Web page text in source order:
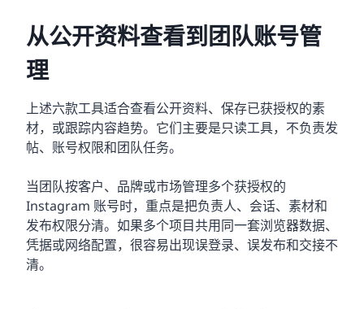
从公开资料查看到团队账号管
理
上述六款工具适合查看公开资料、保存已获授权的素
材，或跟踪内容趋势。它们主要是只读工具，不负责发
帖、账号权限和团队任务。
当团队按客户、品牌或市场管理多个获授权的
Instagram 账号时，重点是把负责人、会话、素材和
发布权限分清。如果多个项目共用同一套浏览器数据、
凭据或网络配置，很容易出现误登录、误发布和交接不
清。